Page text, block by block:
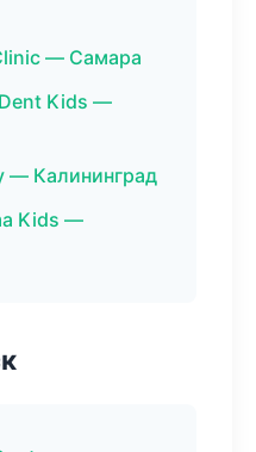
— Самара
Kids —
— Калининград
Kids —